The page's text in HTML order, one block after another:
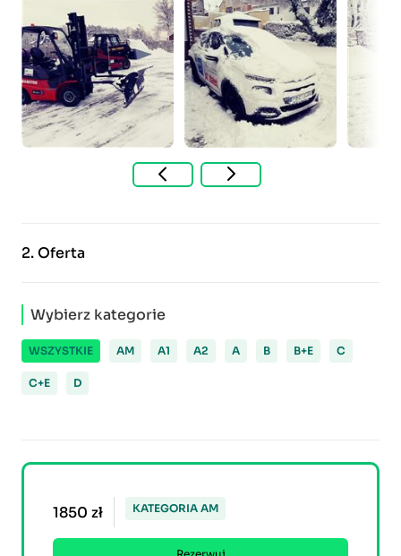
2.Oferta
Wybierz kategorie
WSZYSTKIE AM A1 A2 A B B+E C
C+E D
1850 zł KATEGORIA AM